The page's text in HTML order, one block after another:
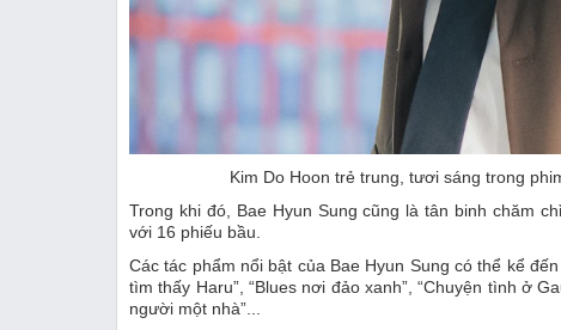
Kim Do Hoon trẻ trung, tươi sáng trong
Trong khi đó, Bae Hyun Sung cũng là tân binh chăm
với 16 phiếu bầu.
Các tác phẩm nổi bật của Bae Hyun Sung có thể kể
tìm thấy Haru”, “Blues nơi đảo xanh”, “Chuyện tình ở
người một nhà”...